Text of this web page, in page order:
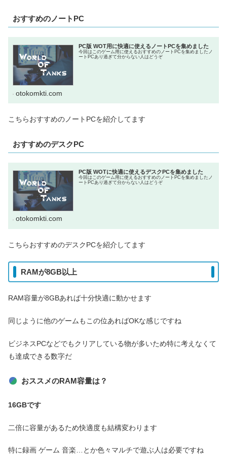
おすすめのノートPC
PC版 WOT用に快適に使えるノートPCを集めました
今回はこのゲーム用に使えるおすすめのノートPCを集めましたノ
ートPCあり過ぎて分からない人はどうぞ
otokomkti.com
こちらおすすめのノートPCを紹介してます
おすすめのデスクPC
PC版 WOTに快適に使えるデスクPCを集めました
今回はこのゲーム用に使えるおすすめのノートPCを集めましたノ
ートPCあり過ぎて分からない人はどうぞ
otokomkti.com
こちらおすすめのデスクPCを紹介してます
RAMが8GB以上
RAM容量が8GBあれば十分快適に動かせます
同じように他のゲームもこの位あればOKな感じですね
ビジネスPCなどでもクリアしている物が多いため特に考えなくて
も達成できる数字だ
おススメのRAM容量は？
16GBです
二倍に容量があるため快適度も結構変わります
特に録画 ゲーム 音楽…とか色々マルチで遊ぶ人は必要ですね